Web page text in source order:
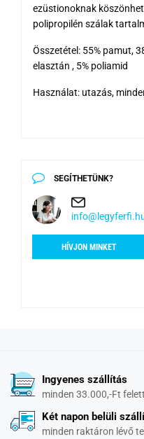
ezüstionoknak
polipropilén szálak
Összetétel: 55% pamut,
elasztán , 5% poliamid
Használat: utazás,
SEGÍTHETÜNK?
HÍVJON MINKET
Ingyenes szállítás
minden 33.000,-Ft
Két napon belüli
minden raktáron lévő